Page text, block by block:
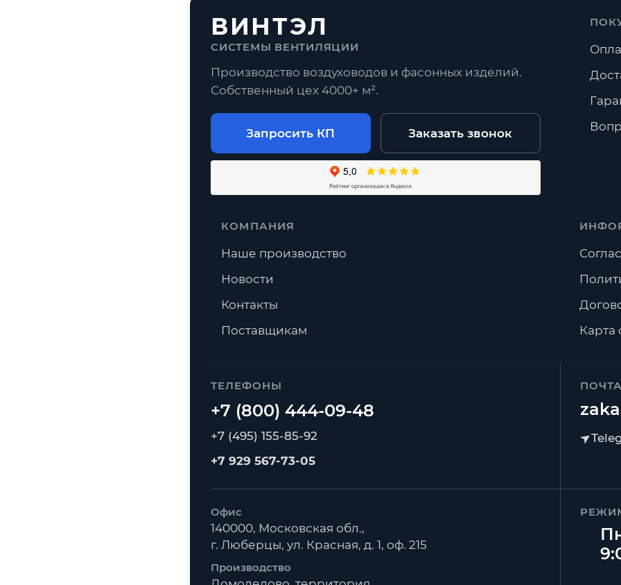
ВИНТЭЛ
СИСТЕМЫ ВЕНТИЛЯЦИИ
Производство воздуховодов и фасонных изделий.
Собственный цех 4000+ м².
Запросить КП Заказать звонок
ТЕЛЕФОНЫ
+7 (495) 155-85-92
+7 929 567-73-05
Офис
140000, Московская обл.,
г. Люберцы, ул. Красная, д. 1, оф. 215
Производство
КОМПАНИЯ
Наше производство
Новости
Контакты
Поставщикам
Карта